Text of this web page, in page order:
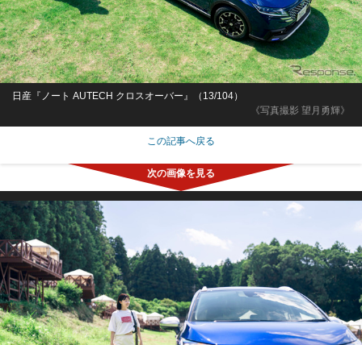
《写真撮影 望月勇輝》
日産『ノート AUTECH クロスオーバー』（13/104）
この記事へ戻る